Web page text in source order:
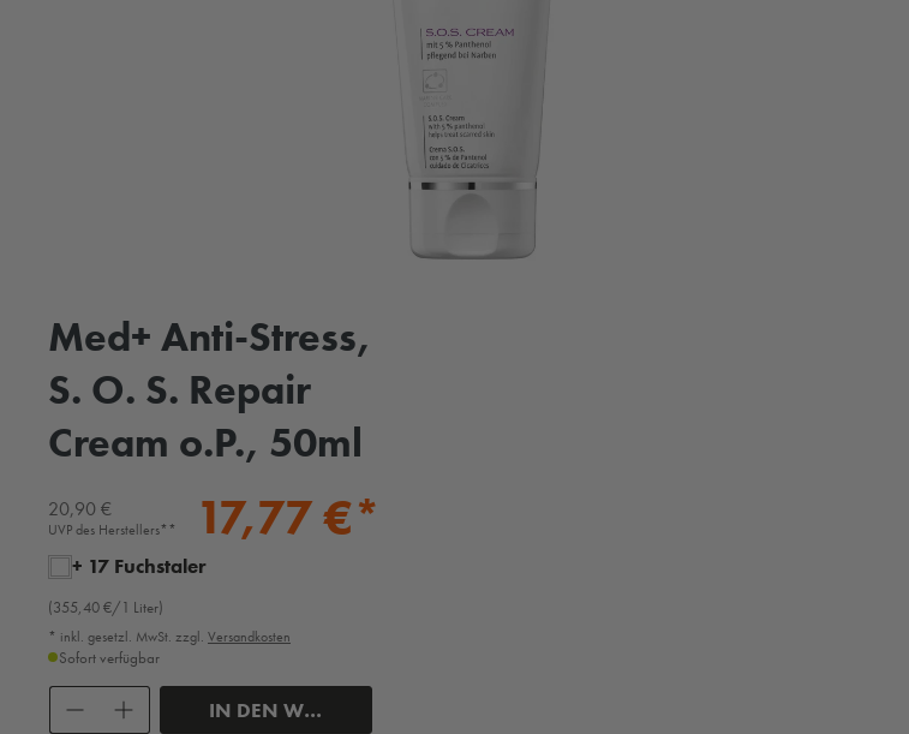
Med+ Anti-Stress,
S. O. S. Repair
Cream o.P., 50ml
20,90 €
UVP des Herstellers** 17,77 €*
+ 17 Fuchstaler
(355,40 €/1 Liter)
* inkl. gesetzl. MwSt. zzgl. Versandkosten
Sofort verfügbar
IN DEN WARENKORB